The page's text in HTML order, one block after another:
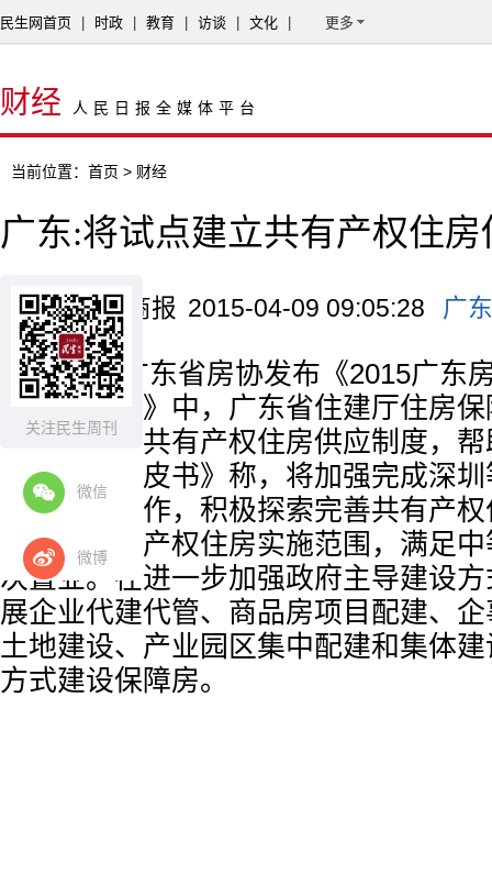
关注民生周刊
微信
微博
民生网首页 时政 教育 访谈 文化 更多
财经 人民日报全媒体平台
当前位置： 首页 > 财经
广东:将试点建立共有产权住房
来源：北京商报 2015-04-09 09:05:28 广东
日前，广东省房协发布《2015广东
在《蓝皮书》中，广东省住建厅住房
将建立健全共有产权住房供应制度，
置业。《蓝皮书》称，将加强完成深
建设试点工作，积极探索完善共有产
步扩大共有产权住房实施范围，满足
次置业。在进一步加强政府主导建设
展企业代建代管、商品房项目配建、
土地建设、产业园区集中配建和集体
方式建设保障房。